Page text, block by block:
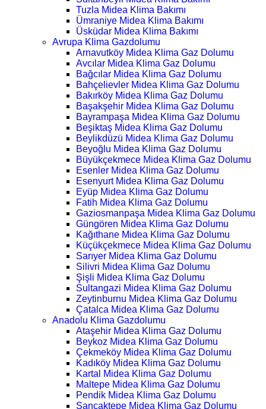
Tuzla Midea Klima Bakımı
Ümraniye Midea Klima Bakımı
Üsküdar Midea Klima Bakımı
Avrupa Klima Gazdolumu
Arnavutköy Midea Klima Gaz Dolumu
Avcılar Midea Klima Gaz Dolumu
Bağcılar Midea Klima Gaz Dolumu
Bahçelievler Midea Klima Gaz Dolumu
Bakırköy Midea Klima Gaz Dolumu
Başakşehir Midea Klima Gaz Dolumu
Bayrampaşa Midea Klima Gaz Dolumu
Beşiktaş Midea Klima Gaz Dolumu
Beylikdüzü Midea Klima Gaz Dolumu
Beyoğlu Midea Klima Gaz Dolumu
Büyükçekmece Midea Klima Gaz Dolumu
Esenler Midea Klima Gaz Dolumu
Esenyurt Midea Klima Gaz Dolumu
Eyüp Midea Klima Gaz Dolumu
Fatih Midea Klima Gaz Dolumu
Gaziosmanpaşa Midea Klima Gaz Dolumu
Güngören Midea Klima Gaz Dolumu
Kağıthane Midea Klima Gaz Dolumu
Küçükçekmece Midea Klima Gaz Dolumu
Sarıyer Midea Klima Gaz Dolumu
Silivri Midea Klima Gaz Dolumu
Şişli Midea Klima Gaz Dolumu
Sultangazi Midea Klima Gaz Dolumu
Zeytinburnu Midea Klima Gaz Dolumu
Çatalca Midea Klima Gaz Dolumu
Anadolu Klima Gazdolumu
Ataşehir Midea Klima Gaz Dolumu
Beykoz Midea Klima Gaz Dolumu
Çekmeköy Midea Klima Gaz Dolumu
Kadıköy Midea Klima Gaz Dolumu
Kartal Midea Klima Gaz Dolumu
Maltepe Midea Klima Gaz Dolumu
Pendik Midea Klima Gaz Dolumu
Sancaktepe Midea Klima Gaz Dolumu